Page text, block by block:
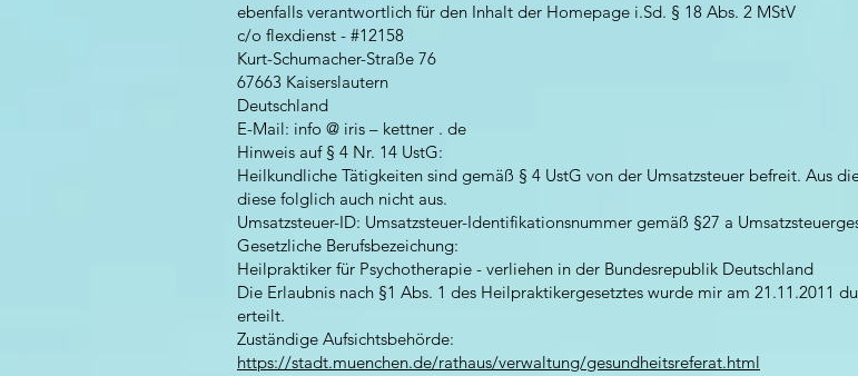
ebenfalls verantwortlich für den Inhalt der Homepage i.Sd. § 18 Abs. 2 MStV
c/o flexdienst - #12158
Kurt-Schumacher-Straße 76
67663 Kaiserslautern
Deutschland
E-Mail: info @ iris – kettner . de
Hinweis auf § 4 Nr. 14 UstG:
Heilkundliche Tätigkeiten sind gemäß § 4 UstG von der Umsatzsteuer befreit. Aus
diese folglich auch nicht aus.
Umsatzsteuer-ID: Umsatzsteuer-Identifikationsnummer gemäß §27 a
Gesetzliche Berufsbezeichung:
Heilpraktiker für Psychotherapie - verliehen in der Bundesrepublik Deutschland
Die Erlaubnis nach §1 Abs. 1 des Heilpraktikergesetztes wurde mir am 21.11.2011
erteilt.
Zuständige Aufsichtsbehörde:
https://stadt.muenchen.de/rathaus/verwaltung/gesundheitsreferat.html